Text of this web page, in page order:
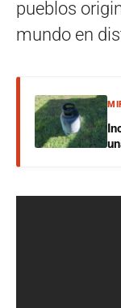
pueblos
mundo en